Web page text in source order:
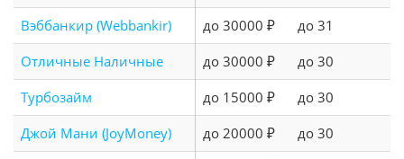
Вэббанкир (Webbankir)
до 30000 ₽ до 31
Отличные Наличные
до 30000 ₽ до 30
Турбозайм
до 15000 ₽ до 30
Джой Мани (JoyMoney)
до 20000 ₽ до 30